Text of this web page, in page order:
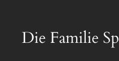
Die Familie